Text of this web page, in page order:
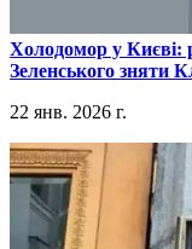
​Холодомор у
Зеленського зняти
22 янв. 2026 г.